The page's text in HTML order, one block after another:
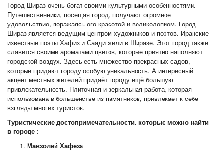
Город Шираз очень богат своими культурными особенностями.
Путешественники, посещая город, получают огромное
удовольствие, поражаясь его красотой и великолепием. Город
Шираз является ведущим центром художников и поэтов. Иранские
известные поэты Хафиз и Саади жили в Ширазе. Этот город также
славится своими ароматами цветов, которые приятно наполняют
городской воздух. Здесь есть множество прекрасных садов,
которые придают городу особую уникальность. А интересный
акцент местных жителей придаёт городу ещё большую
привлекательность. Плиточная и зеркальная работа, которая
использована в большенстве из памятников, привлекает к себе
взгляды многих туристов.
Туристические достопримечательности, которые можно найти
в городе :
Мавзолей Хафеза